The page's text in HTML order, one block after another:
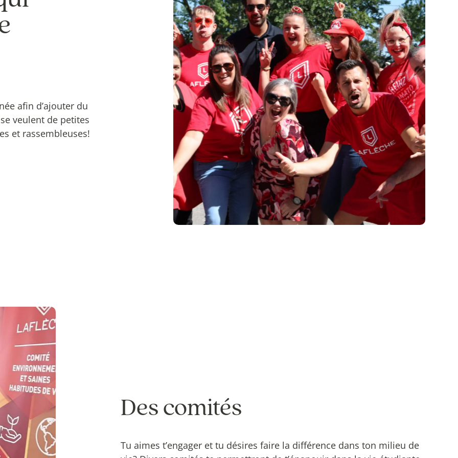
afin d’ajouter du
veulent de petites
et rassembleuses!
Des comités
Tu aimes t’engager et tu désires faire la différence dans ton milieu de